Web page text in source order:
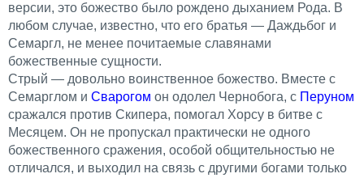
версии, это божество было рождено дыханием Рода. В
любом случае, известно, что его братья — Даждьбог и
Семаргл, не менее почитаемые славянами
божественные сущности.
Стрый — довольно воинственное божество. Вместе с
Семарглом и Сварогом он одолел Чернобога, с Перуном
сражался против Скипера, помогал Хорсу в битве с
Месяцем. Он не пропускал практически не одного
божественного сражения, особой общительностью не
отличался, и выходил на связь с другими богами только